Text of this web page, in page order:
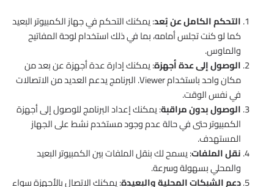
التحكم الكامل عن بُعد: يمكنك التحكم في جهاز الكمبيوتر البعيد
كما لو كنت تجلس أمامه، بما في ذلك استخدام لوحة المفاتيح
والماوس.
الوصول إلى عدة أجهزة: يمكنك إدارة عدة أجهزة عن بعد من
مكان واحد باستخدام Viewer. البرنامج يدعم العديد من الاتصالات
في نفس الوقت.
الوصول بدون مراقبة: يمكنك إعداد البرنامج للوصول إلى أجهزة
الكمبيوتر حتى في حالة عدم وجود مستخدم نشط على الجهاز
المستهدف.
نقل الملفات: يسمح لك بنقل الملفات بين الكمبيوتر البعيد
والمحلي بسهولة وسرعة.
دعم الشبكات المحلية والبعيدة: يمكنك الاتصال بالأجهزة سواء